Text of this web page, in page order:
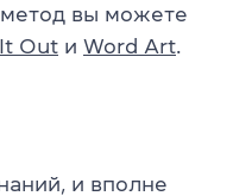
метод вы можете
Out и Word Art.
и вполне